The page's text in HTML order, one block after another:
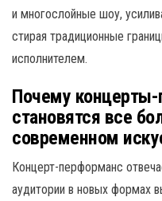
и многослойные шоу,
стирая традиционные
исполнителем.
Почему
становятся все
современном
Концерт-перформанс
аудитории в новых формах